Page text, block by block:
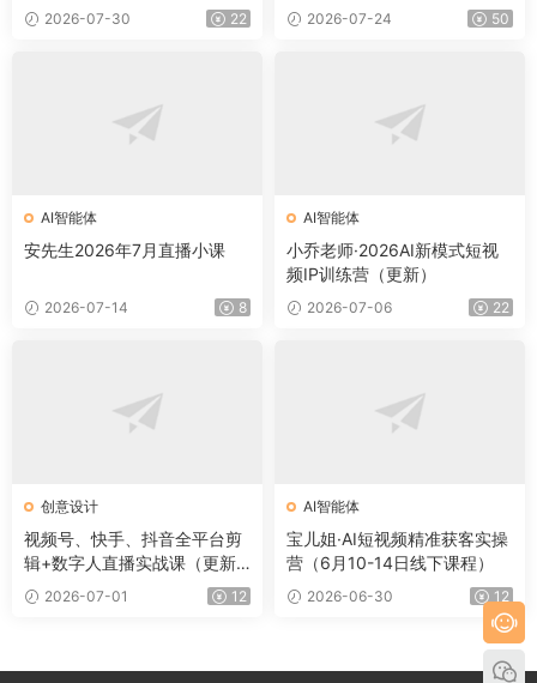
2026-07-30 22 2026-07-24 50
AI智能体
安先生2026年7月直播小课
2026-07-14 8
AI智能体
小乔老师·2026AI新模式短视
频IP训练营（更新）
2026-07-06 22
创意设计
视频号、快手、抖音全平台剪
辑+数字人直播实战课（更新6
月）​2026-07-01 12
AI智能体
宝儿姐·AI短视频精准获客实操
营（6月10-14日线下课程）
2026-06-30 12